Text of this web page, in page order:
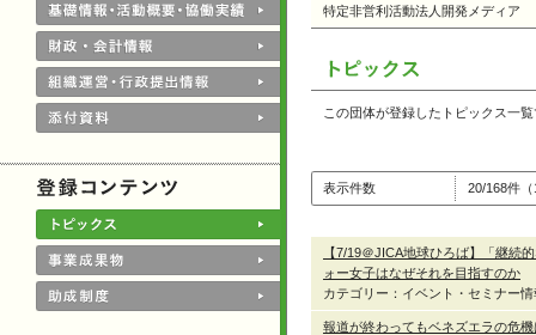
特定非営利活動法人開発メディア
この団体が登録したトピックス一
表示件数 20/168件
【7/19＠JICA地球ひろば】「継続
ォー女子はなぜそれを目指すのか
カテゴリー：イベント・セミナー情
報道が終わってもベネズエラの危